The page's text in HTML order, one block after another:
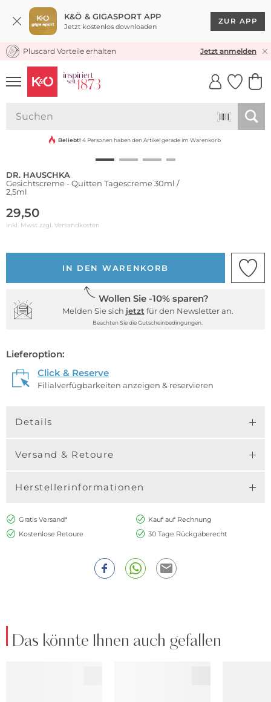
K&Ö & GIGASPORT APP
Jetzt kostenlos downloaden
ZUR APP
KOSTENLOSER VERSAND* & RÜCKVERSAND
Pluscard Vorteile erhalten Jetzt anmelden
UNSERE APP
CLICK &
Nachhaltig
Beliebt! 4 Personen haben den Artikel gerade im Warenkorb
DR. HAUSCHKA
Gesichtscreme - Quitten Tagescreme 30ml /
2,5ml
29,50
inkl. Mwst zzgl. Versandkosten
IN DEN WARENKORB
Wollen Sie -10% sparen?
Melden Sie sich jetzt für den Newsletter an.
Beachten Sie die Gutscheinbedingungen.
Lieferoption:
Click & Reserve
Filialverfügbarkeiten anzeigen & reservieren
Details
Versand & Retoure
Herstellerinformationen
Gratis Versand*
Kauf auf Rechnung
Kostenlose Retoure
30 Tage Rückgaberecht
Das könnte Ihnen auch gefallen